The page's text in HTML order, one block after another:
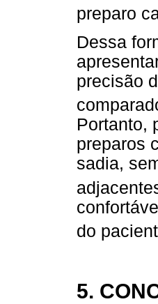
preparo
Dessa
precisão
Portanto,
preparos
sadia,
do
5.